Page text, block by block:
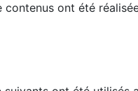
ont été